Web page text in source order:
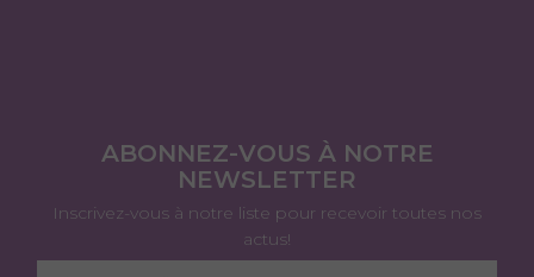
ABONNEZ-VOUS À NOTRE
NEWSLETTER
Inscrivez-vous à notre liste pour recevoir toutes nos
actus!